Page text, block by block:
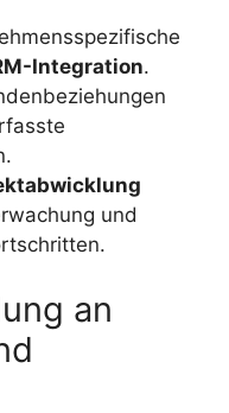
Integration.
und
an